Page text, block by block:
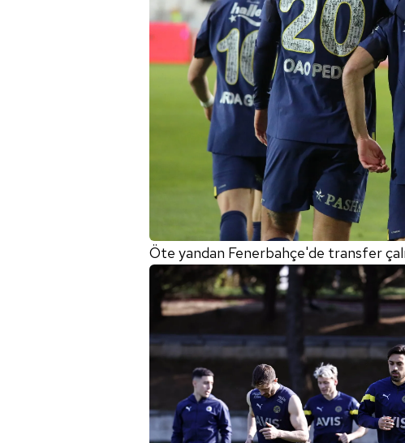
Öte yandan Fenerbahçe'de transfer